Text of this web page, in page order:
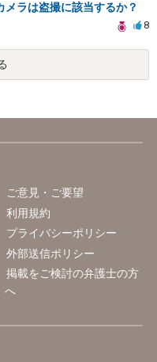
ラは盗撮に該当するか？
8
ご意見・ご要望
利用規約
プライバシーポリシー
外部送信ポリシー
掲載をご検討の弁護士の方
へ